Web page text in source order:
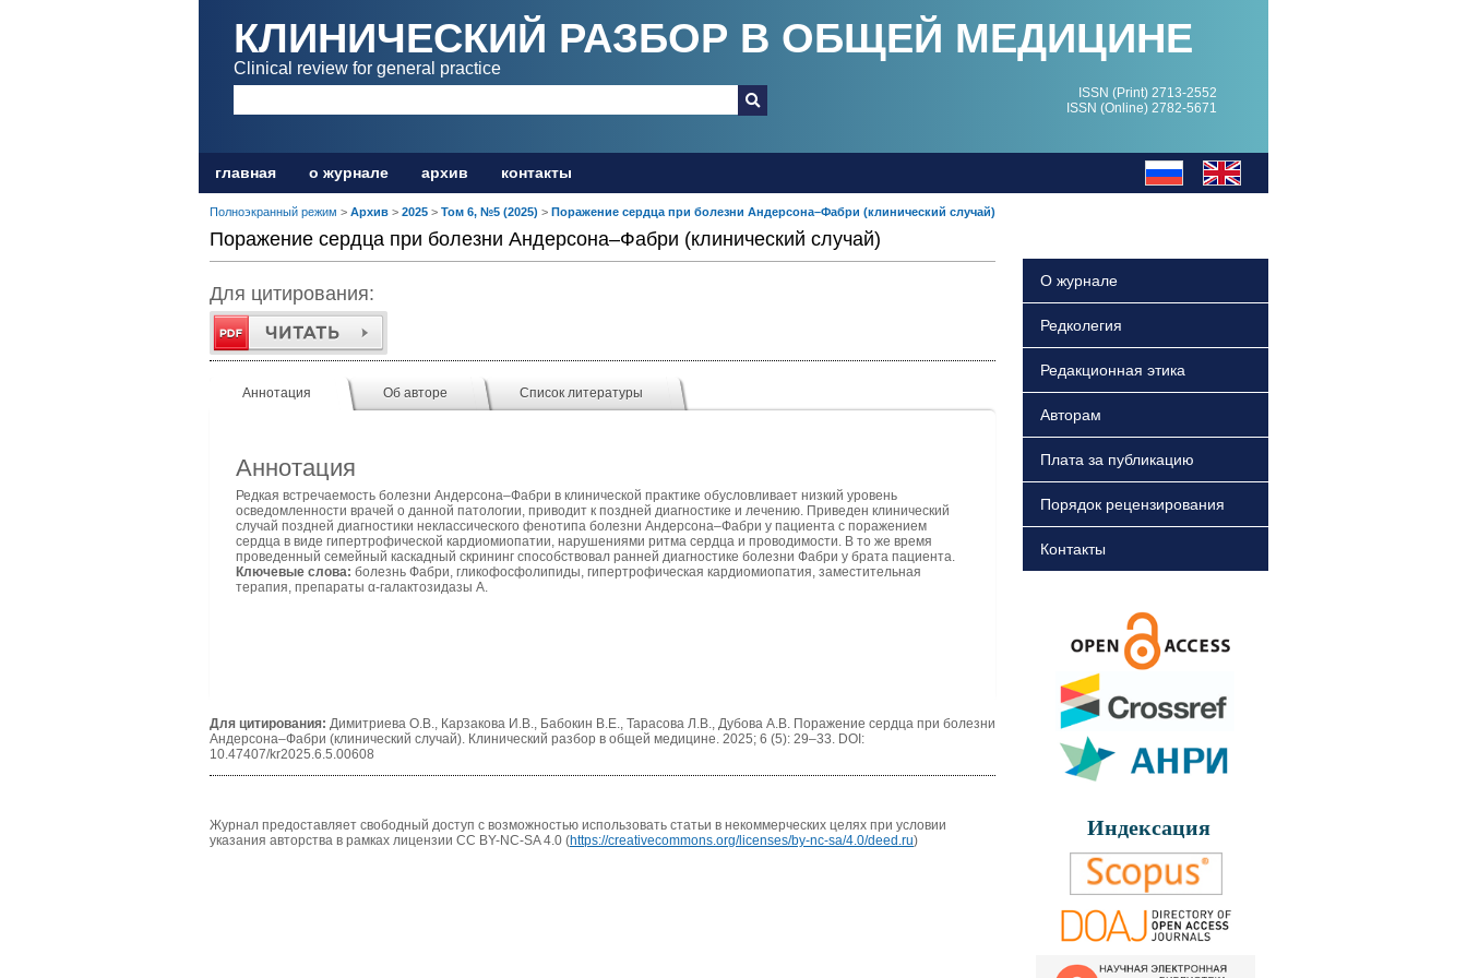
КЛИНИЧЕСКИЙ РАЗБОР В ОБЩЕЙ МЕДИЦИНЕ
Clinical review for general practice
ISSN (Print) 2713-2552
ISSN (Online) 2782-5671
главная о журнале архив контакты
Полноэкранный режим > Архив > 2025 > Том 6, №5 (2025) > Поражение сердца при болезни Андерсона–Фабри (клинический случай)
Поражение сердца при болезни Андерсона–Фабри (клинический случай)
Для цитирования:
Аннотация Об авторе Список литературы
Аннотация
Редкая встречаемость болезни Андерсона–Фабри в клинической практике обусловливает низкий уровень
осведомленности врачей о данной патологии, приводит к поздней диагностике и лечению. Приведен клинический
случай поздней диагностики неклассического фенотипа болезни Андерсона–Фабри у пациента c поражением
сердца в виде гипертрофической кардиомиопатии, нарушениями ритма сердца и проводимости. В то же время
проведенный семейный каскадный скрининг способствовал ранней диагностике болезни Фабри у брата пациента.
Ключевые слова: болезнь Фабри, гликофосфолипиды, гипертрофическая кардиомиопатия, заместительная
терапия, препараты α-галактозидазы А.
Для цитирования: Димитриева О.В., Карзакова И.В., Бабокин В.Е., Тарасова Л.В., Дубова А.В. Поражение сердца при болезни
Андерсона–Фабри (клинический случай). Клинический разбор в общей медицине. 2025; 6 (5): 29–33. DOI:
10.47407/kr2025.6.5.00608
Журнал предоставляет свободный доступ с возможностью использовать статьи в некоммерческих целях при условии
указания авторства в рамках лицензии CC BY-NC-SA 4.0 (https://creativecommons.org/licenses/by-nc-sa/4.0/deed.ru)
О журнале
Редколегия
Редакционная этика
Авторам
Плата за публикацию
Порядок рецензирования
Контакты
Индексация